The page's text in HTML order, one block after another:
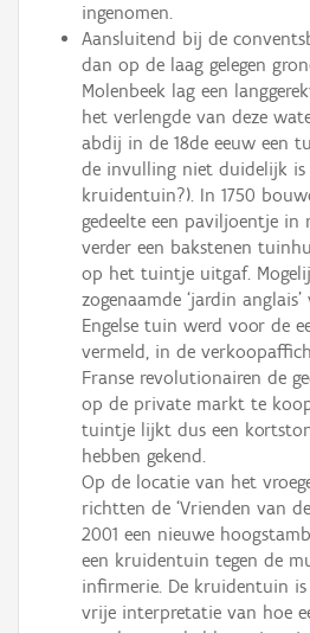
ingenomen.
Aansluitend bij de
dan op de laag gelegen
Molenbeek lag een
het verlengde van deze
abdij in de 18de eeuw een
de invulling niet duidelijk is
kruidentuin?). In 1750
gedeelte een paviljoentje in
verder een bakstenen
op het tuintje uitgaf.
zogenaamde ‘jardin
Engelse tuin werd voor de
vermeld, in de
Franse revolutionairen de
op de private markt te
tuintje lijkt dus een
hebben gekend.
Op de locatie van het
richtten de ‘Vrienden van
2001 een nieuwe
een kruidentuin tegen de
infirmerie. De kruidentuin is
vrije interpretatie van hoe